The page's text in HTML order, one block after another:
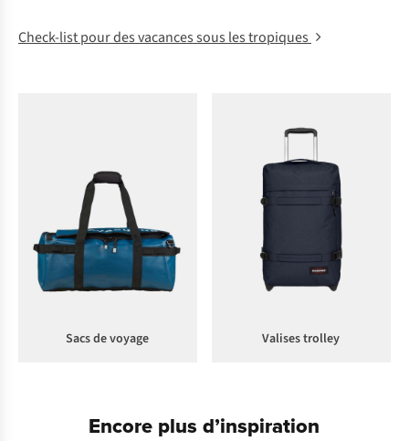
Check-list pour des vacances sous les tropiques
Sacs de voyage Valises trolley
Encore plus d’inspiration